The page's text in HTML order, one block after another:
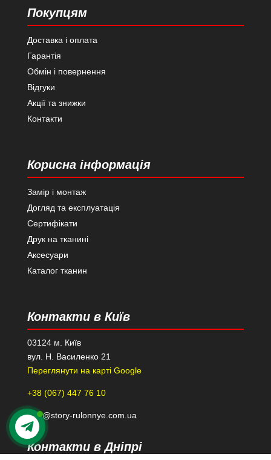
Покупцям
Доставка і оплата
Гарантія
Обмін і повернення
Відгуки
Акції та знижки
Контакти
Корисна інформація
Замір і монтаж
Догляд та експлуатація
Сертифікати
Друк на тканині
Аксесуари
Каталог тканин
Контакти в Київ
03124 м. Київ
вул. Н. Василенко 21
Переглянути на карті Google
+38 (067) 447 76 10
kiev@story-rulonnye.com.ua
Контакти в Дніпрі